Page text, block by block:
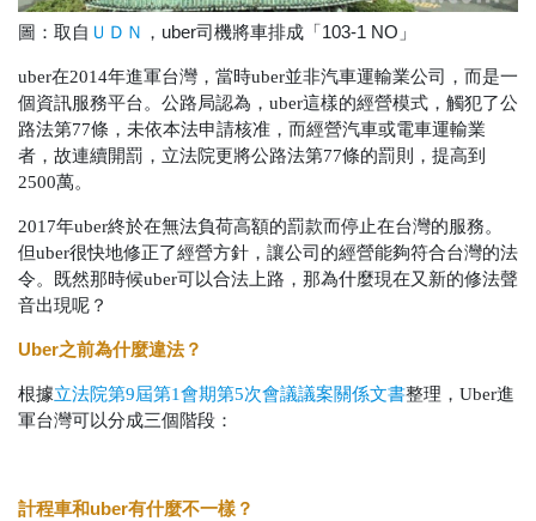
圖：取自 ＵＤＮ ，uber司機將車排成「103-1 NO」
uber在2014年進軍台灣，當時uber並非汽車運輸業公司，而是一
個資訊服務平台。公路局認為，uber這樣的經營模式，觸犯了公
路法第77條，未依本法申請核准，而經營汽車或電車運輸業
者，故連續開罰，立法院更將公路法第77條的罰則，提高到
2500萬。
2017年uber終於在無法負荷高額的罰款而停止在台灣的服務。
但uber很快地修正了經營方針，讓公司的經營能夠符合台灣的法
令。既然那時候uber可以合法上路，那為什麼現在又新的修法聲
音出現呢？
Uber之前為什麼違法？
根據立法院第9屆第1會期第5次會議議案關係文書整理，Uber進
軍台灣可以分成三個階段：
計程車和uber有什麼不一樣？